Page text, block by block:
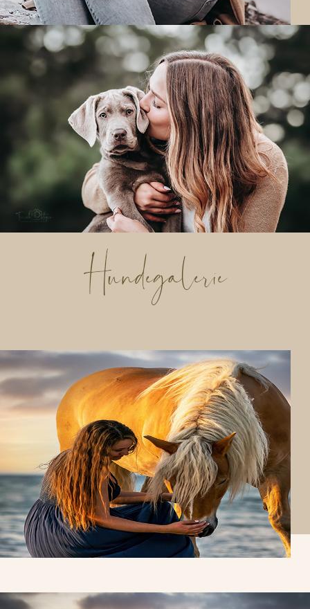
Hundegalerie